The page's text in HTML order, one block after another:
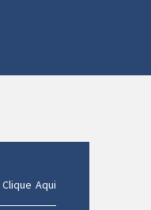
Clique Aqui